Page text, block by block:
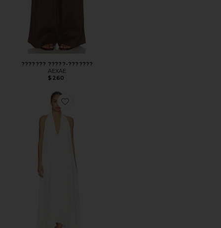
??????? ?????-???????
AEXAE
$260
Favorite ДРАПИРОВАННОЕ МАКСИ ПЛАТЬЕ